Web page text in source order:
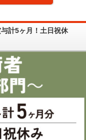
計5ヶ月！土日祝休